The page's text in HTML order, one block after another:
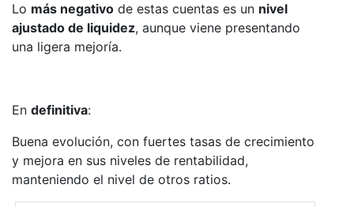
Lo más negativo de estas cuentas es un nivel
ajustado de liquidez, aunque viene presentando
una ligera mejoría.
En definitiva:
Buena evolución, con fuertes tasas de crecimiento
y mejora en sus niveles de rentabilidad,
manteniendo el nivel de otros ratios.